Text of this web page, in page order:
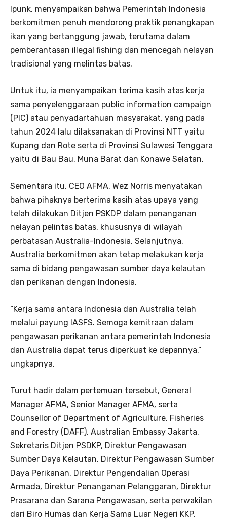
Ipunk, menyampaikan bahwa Pemerintah Indonesia
berkomitmen penuh mendorong praktik penangkapan
ikan yang bertanggung jawab, terutama dalam
pemberantasan illegal fishing dan mencegah nelayan
tradisional yang melintas batas.
Untuk itu, ia menyampaikan terima kasih atas kerja
sama penyelenggaraan public information campaign
(PIC) atau penyadartahuan masyarakat, yang pada
tahun 2024 lalu dilaksanakan di Provinsi NTT yaitu
Kupang dan Rote serta di Provinsi Sulawesi Tenggara
yaitu di Bau Bau, Muna Barat dan Konawe Selatan.
Sementara itu, CEO AFMA, Wez Norris menyatakan
bahwa pihaknya berterima kasih atas upaya yang
telah dilakukan Ditjen PSKDP dalam penanganan
nelayan pelintas batas, khususnya di wilayah
perbatasan Australia-Indonesia. Selanjutnya,
Australia berkomitmen akan tetap melakukan kerja
sama di bidang pengawasan sumber daya kelautan
dan perikanan dengan Indonesia.
“Kerja sama antara Indonesia dan Australia telah
melalui payung IASFS. Semoga kemitraan dalam
pengawasan perikanan antara pemerintah Indonesia
dan Australia dapat terus diperkuat ke depannya,”
ungkapnya.
Turut hadir dalam pertemuan tersebut, General
Manager AFMA, Senior Manager AFMA, serta
Counsellor of Department of Agriculture, Fisheries
and Forestry (DAFF), Australian Embassy Jakarta,
Sekretaris Ditjen PSDKP, Direktur Pengawasan
Sumber Daya Kelautan, Direktur Pengawasan Sumber
Daya Perikanan, Direktur Pengendalian Operasi
Armada, Direktur Penanganan Pelanggaran, Direktur
Prasarana dan Sarana Pengawasan, serta perwakilan
dari Biro Humas dan Kerja Sama Luar Negeri KKP.